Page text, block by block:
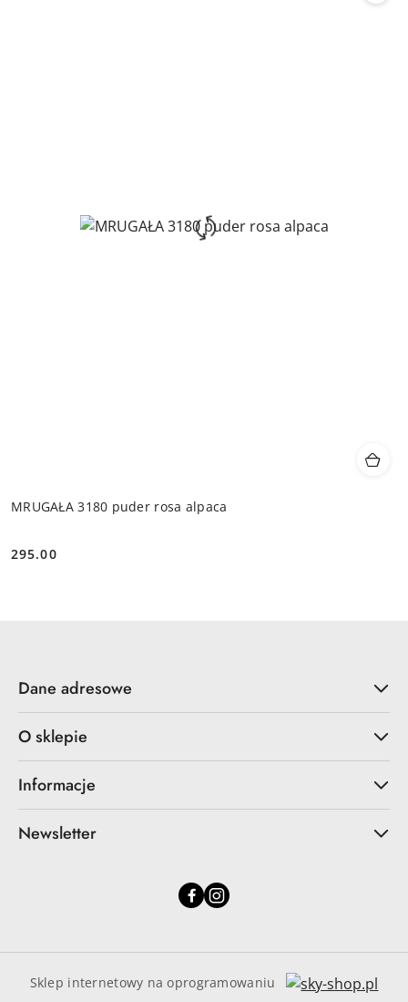
MRUGAŁA 3180 puder rosa alpaca
Cena:
295.00
Dane adresowe
O sklepie
Informacje
Newsletter
Sklep internetowy na oprogramowaniu